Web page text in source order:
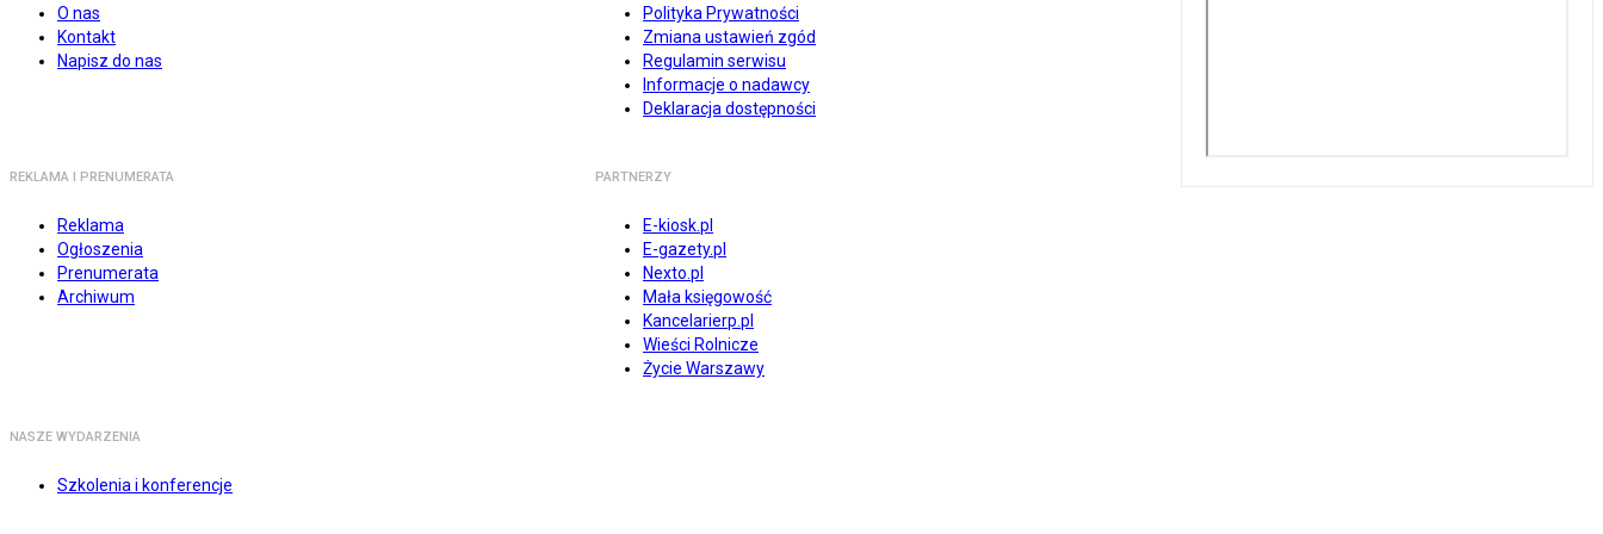
O nas
Kontakt
Napisz do nas
Polityka Prywatności
Zmiana ustawień zgód
Regulamin serwisu
Informacje o nadawcy
Deklaracja dostępności
REKLAMA I PRENUMERATA
Reklama
Ogłoszenia
Prenumerata
Archiwum
PARTNERZY
E-kiosk.pl
E-gazety.pl
Nexto.pl
Mała księgowość
Kancelarierp.pl
Wieści Rolnicze
Życie Warszawy
NASZE WYDARZENIA
Szkolenia i konferencje